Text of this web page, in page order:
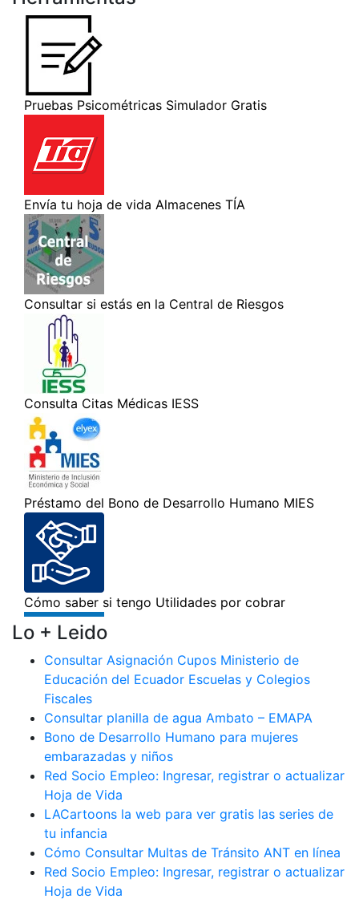
Lo + Leido
Consultar Asignación Cupos Ministerio de
Educación del Ecuador Escuelas y Colegios
Fiscales
Consultar planilla de agua Ambato – EMAPA
Bono de Desarrollo Humano para mujeres
embarazadas y niños
Red Socio Empleo: Ingresar, registrar o actualizar
Hoja de Vida
LACartoons la web para ver gratis las series de
tu infancia
Cómo Consultar Multas de Tránsito ANT en línea
Red Socio Empleo: Ingresar, registrar o actualizar
Hoja de Vida